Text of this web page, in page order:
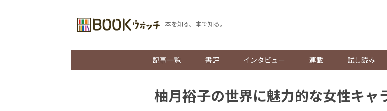
本を知る。本で知る。
記事一覧 書評 インタビュー 連載 試し読み
柚月裕子の世界に魅力的な女性キャ